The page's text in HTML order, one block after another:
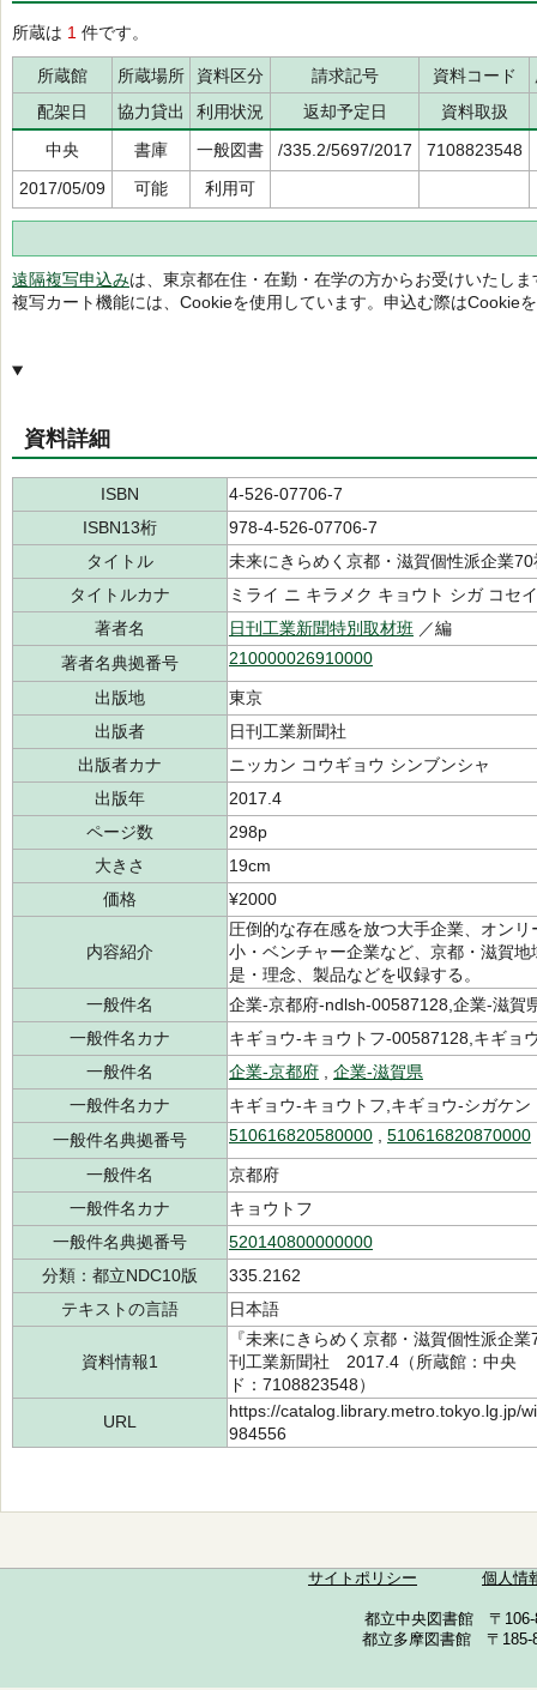
所蔵は 1 件です。
所蔵館 所蔵場所 資料区分 請求記号 資料コード
配架日
協力貸出 利用状況 返却予定日
資料取扱
中央
書庫 一般図書 /335.2/5697/2017
7108823548
2017/05/09
可能 利用可
遠隔複写申込みは、東京都在住・在勤・在学の方からお受けいたしま
複写カート機能には、Cookieを使用しています。申込む際はCookie
資料詳細
ISBN
4-526-07706-7
ISBN13桁
978-4-526-07706-7
タイトル
未来にきらめく京都・滋賀個性派企業70
タイトルカナ
ミライ ニ キラメク キョウト シガ コセ
著者名
日刊工業新聞特別取材班 ／編
著者名典拠番号
210000026910000
出版地
東京
出版者
日刊工業新聞社
出版者カナ
ニッカン コウギョウ シンブンシャ
出版年
2017.4
ページ数
298p
大きさ
19cm
価格
¥2000
内容紹介
圧倒的な存在感を放つ大手企業、オン
小・ベンチャー企業など、京都・滋賀
是・理念、製品などを収録する。
一般件名
企業-京都府-ndlsh-00587128,企業-滋賀
一般件名カナ
キギョウ-キョウトフ-00587128,キギョ
一般件名
企業-京都府
企業-滋賀県
一般件名カナ
キギョウ-キョウトフ,キギョウ-シガケン
一般件名典拠番号
510616820580000 510616820870000
一般件名
京都府
一般件名カナ
キョウトフ
一般件名典拠番号
520140800000000
分類：都立NDC10版
335.2162
テキストの言語
日本語
資料情報1
『未来にきらめく京都・滋賀個性派
刊工業新聞社 2017.4（所蔵館：中
ド：7108823548）
URL
https://catalog.library.metro.tokyo.lg.jp/
984556
サイトポリシー 個人情
都立中央図書館 〒
都立多摩図書館 〒185-